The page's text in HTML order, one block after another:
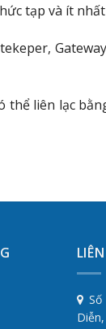
tạp và ít
thể liên lạc
Số